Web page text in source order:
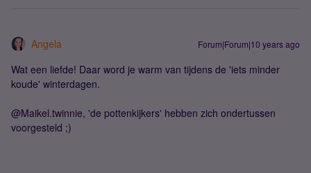
Angela Forum|Forum|10 years ago
Wat een liefde! Daar word je warm van tijdens de 'iets minder
koude' winterdagen.
@Maikel.twinnie, 'de pottenkijkers' hebben zich ondertussen
voorgesteld ;)